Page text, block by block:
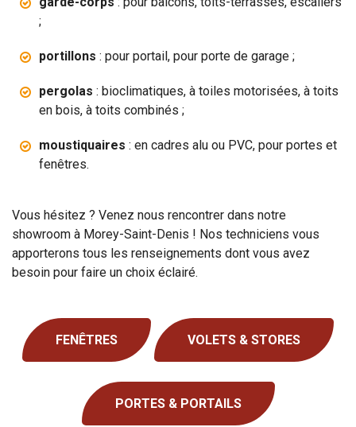
;
portillons : pour portail, pour porte de garage ;
pergolas : bioclimatiques, à toiles motorisées, à toits
en bois, à toits combinés ;
moustiquaires : en cadres alu ou PVC, pour portes et
fenêtres.
Vous hésitez ? Venez nous rencontrer dans notre
showroom à Morey-Saint-Denis ! Nos techniciens vous
apporterons tous les renseignements dont vous avez
besoin pour faire un choix éclairé.
FENÊTRES VOLETS & STORES
PORTES & PORTAILS